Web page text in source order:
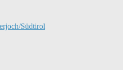
Südtirol